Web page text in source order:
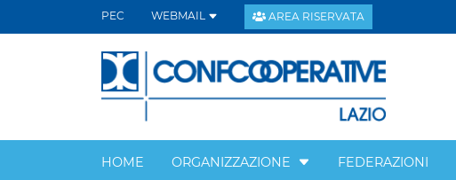
PEC WEBMAIL AREA RISERVATA
HOME ORGANIZZAZIONE FEDERAZIONI